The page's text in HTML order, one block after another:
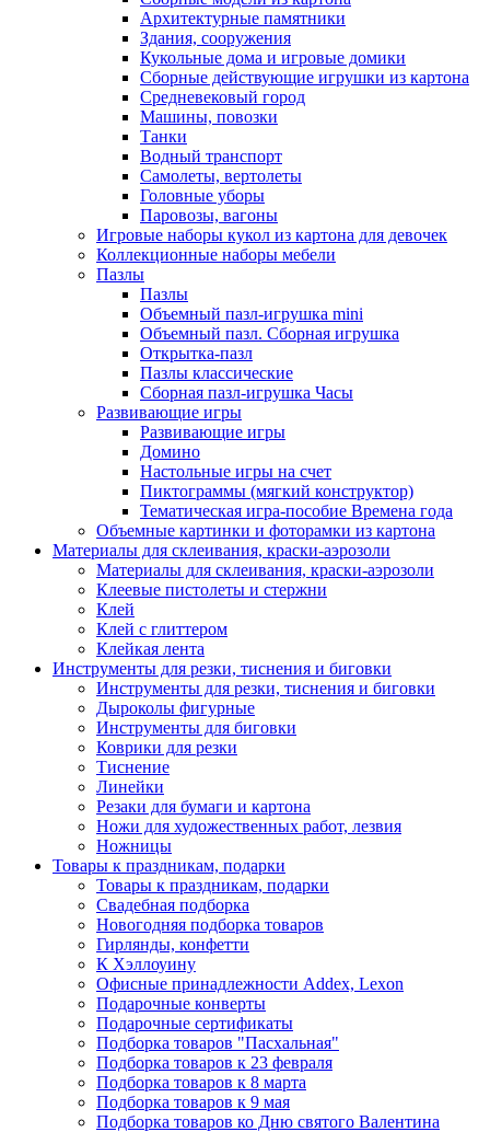
Архитектурные памятники
Здания, сооружения
Кукольные дома и игровые домики
Сборные действующие игрушки из картона
Средневековый город
Машины, повозки
Танки
Водный транспорт
Самолеты, вертолеты
Головные уборы
Паровозы, вагоны
Игровые наборы кукол из картона для девочек
Коллекционные наборы мебели
Пазлы
Пазлы
Объемный пазл-игрушка mini
Объемный пазл. Сборная игрушка
Открытка-пазл
Пазлы классические
Сборная пазл-игрушка Часы
Развивающие игры
Развивающие игры
Домино
Настольные игры на счет
Пиктограммы (мягкий конструктор)
Тематическая игра-пособие Времена года
Объемные картинки и фоторамки из картона
Материалы для склеивания, краски-аэрозоли
Материалы для склеивания, краски-аэрозоли
Клеевые пистолеты и стержни
Клей
Клей с глиттером
Клейкая лента
Инструменты для резки, тиснения и биговки
Инструменты для резки, тиснения и биговки
Дыроколы фигурные
Инструменты для биговки
Коврики для резки
Тиснение
Линейки
Резаки для бумаги и картона
Ножи для художественных работ, лезвия
Ножницы
Товары к праздникам, подарки
Товары к праздникам, подарки
Свадебная подборка
Новогодняя подборка товаров
Гирлянды, конфетти
К Хэллоуину
Офисные принадлежности Addex, Lexon
Подарочные конверты
Подарочные сертификаты
Подборка товаров "Пасхальная"
Подборка товаров к 23 февраля
Подборка товаров к 8 марта
Подборка товаров к 9 мая
Подборка товаров ко Дню святого Валентина